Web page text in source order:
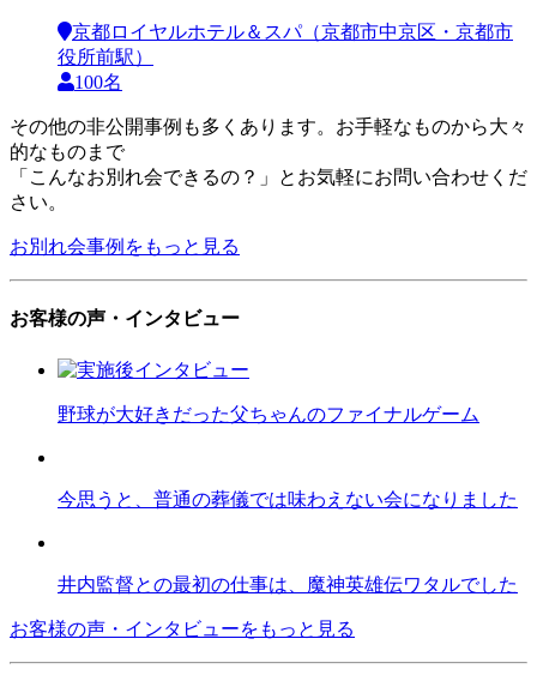
京都ロイヤルホテル＆スパ（京都市中京区・京都市
役所前駅）
100名
その他の非公開事例も多くあります。お手軽なものから大々
的なものまで
「こんなお別れ会できるの？」とお気軽にお問い合わせくだ
さい。
お別れ会事例をもっと見る
お客様の声・インタビュー
野球が大好きだった父ちゃんのファイナルゲーム
今思うと、普通の葬儀では味わえない会になりました
井内監督との最初の仕事は、魔神英雄伝ワタルでした
お客様の声・インタビューをもっと見る